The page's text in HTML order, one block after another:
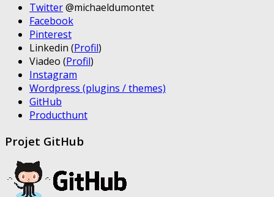
Twitter@michaeldumontet
Facebook
Pinterest
Linkedin (Profil)
Viadeo (Profil)
Instagram
Wordpress (plugins / themes)
GitHub
Producthunt
Projet GitHub